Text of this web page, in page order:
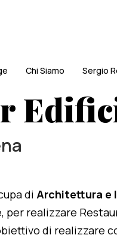
Chi Siamo Sergio
di Architettura e
realizzare
di